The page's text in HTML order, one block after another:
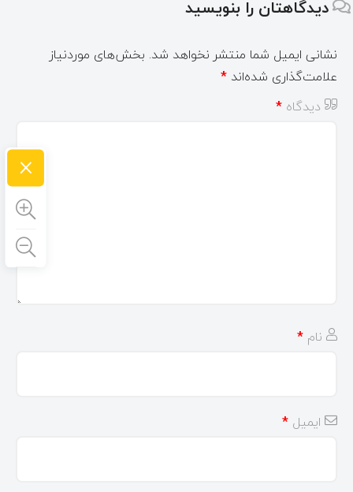
دیدگاهتان را بنویسید
نشانی ایمیل شما منتشر نخواهد شد. بخش‌های موردنیاز
علامت‌گذاری شده‌اند *
دیدگاه *
نام *
ایمیل *
×